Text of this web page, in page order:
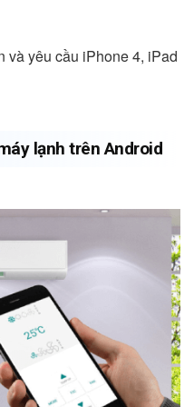
và yêu cầu iPhone 4, iPad
lạnh trên Android